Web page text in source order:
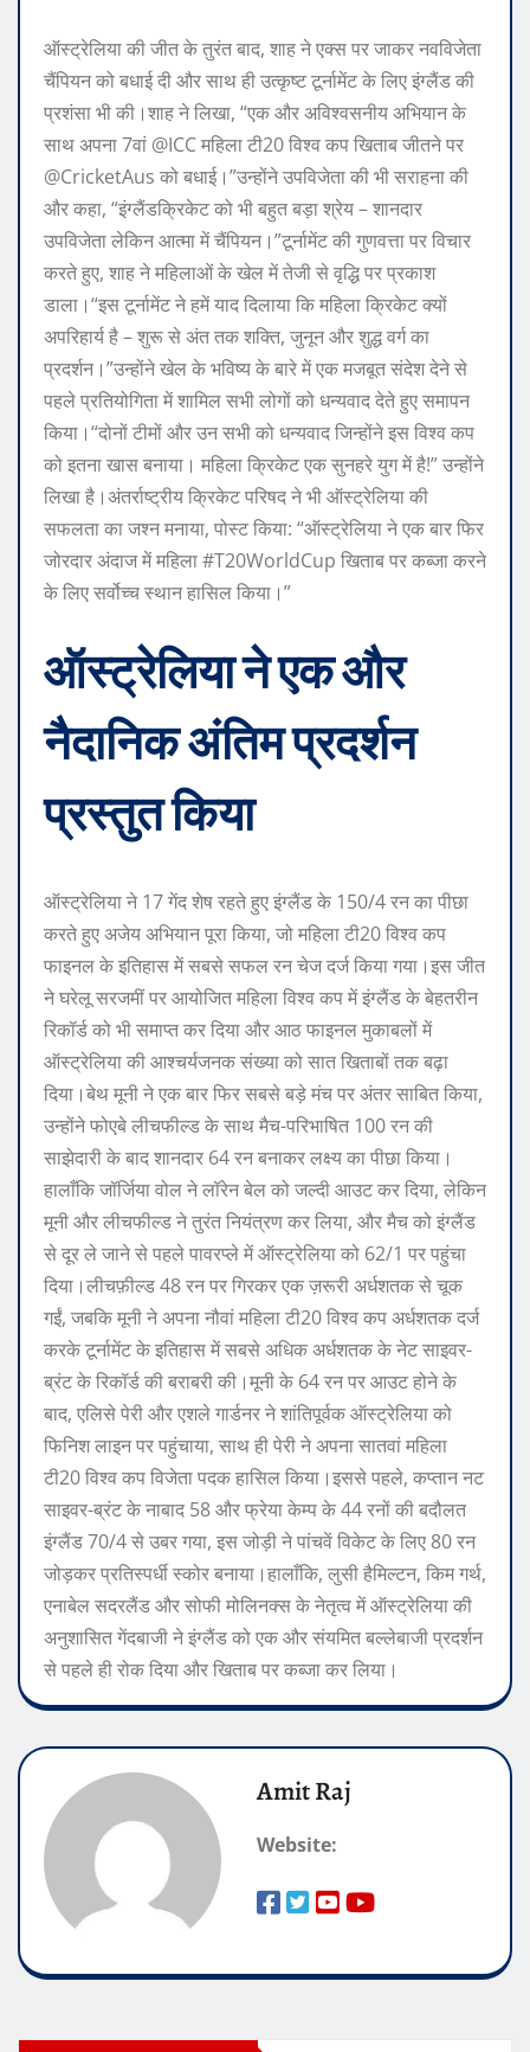
ऑस्ट्रेलिया की जीत के तुरंत बाद, शाह ने एक्स पर जाकर नवविजेता
चैंपियन को बधाई दी और साथ ही उत्कृष्ट टूर्नामेंट के लिए इंग्लैंड की
प्रशंसा भी की।शाह ने लिखा, “एक और अविश्वसनीय अभियान के
साथ अपना 7वां @ICC महिला टी20 विश्व कप खिताब जीतने पर
@CricketAus को बधाई।”उन्होंने उपविजेता की भी सराहना की
और कहा, “इंग्लैंडक्रिकेट को भी बहुत बड़ा श्रेय – शानदार
उपविजेता लेकिन आत्मा में चैंपियन।”टूर्नामेंट की गुणवत्ता पर विचार
करते हुए, शाह ने महिलाओं के खेल में तेजी से वृद्धि पर प्रकाश
डाला।“इस टूर्नामेंट ने हमें याद दिलाया कि महिला क्रिकेट क्यों
अपरिहार्य है – शुरू से अंत तक शक्ति, जुनून और शुद्ध वर्ग का
प्रदर्शन।”उन्होंने खेल के भविष्य के बारे में एक मजबूत संदेश देने से
पहले प्रतियोगिता में शामिल सभी लोगों को धन्यवाद देते हुए समापन
किया।“दोनों टीमों और उन सभी को धन्यवाद जिन्होंने इस विश्व कप
को इतना खास बनाया। महिला क्रिकेट एक सुनहरे युग में है!” उन्होंने
लिखा है।अंतर्राष्ट्रीय क्रिकेट परिषद ने भी ऑस्ट्रेलिया की
सफलता का जश्न मनाया, पोस्ट किया: “ऑस्ट्रेलिया ने एक बार फिर
जोरदार अंदाज में महिला #T20WorldCup खिताब पर कब्जा करने
के लिए सर्वोच्च स्थान हासिल किया।”
ऑस्ट्रेलिया ने एक और
नैदानिक ​​अंतिम प्रदर्शन
प्रस्तुत किया
ऑस्ट्रेलिया ने 17 गेंद शेष रहते हुए इंग्लैंड के 150/4 रन का पीछा
करते हुए अजेय अभियान पूरा किया, जो महिला टी20 विश्व कप
फाइनल के इतिहास में सबसे सफल रन चेज दर्ज किया गया।इस जीत
ने घरेलू सरजमीं पर आयोजित महिला विश्व कप में इंग्लैंड के बेहतरीन
रिकॉर्ड को भी समाप्त कर दिया और आठ फाइनल मुकाबलों में
ऑस्ट्रेलिया की आश्चर्यजनक संख्या को सात खिताबों तक बढ़ा
दिया।बेथ मूनी ने एक बार फिर सबसे बड़े मंच पर अंतर साबित किया,
उन्होंने फोएबे लीचफील्ड के साथ मैच-परिभाषित 100 रन की
साझेदारी के बाद शानदार 64 रन बनाकर लक्ष्य का पीछा किया।
हालाँकि जॉर्जिया वोल ने लॉरेन बेल को जल्दी आउट कर दिया, लेकिन
मूनी और लीचफील्ड ने तुरंत नियंत्रण कर लिया, और मैच को इंग्लैंड
से दूर ले जाने से पहले पावरप्ले में ऑस्ट्रेलिया को 62/1 पर पहुंचा
दिया।लीचफ़ील्ड 48 रन पर गिरकर एक ज़रूरी अर्धशतक से चूक
गईं, जबकि मूनी ने अपना नौवां महिला टी20 विश्व कप अर्धशतक दर्ज
करके टूर्नामेंट के इतिहास में सबसे अधिक अर्धशतक के नेट साइवर-
ब्रंट के रिकॉर्ड की बराबरी की।मूनी के 64 रन पर आउट होने के
बाद, एलिसे पेरी और एशले गार्डनर ने शांतिपूर्वक ऑस्ट्रेलिया को
फिनिश लाइन पर पहुंचाया, साथ ही पेरी ने अपना सातवां महिला
टी20 विश्व कप विजेता पदक हासिल किया।इससे पहले, कप्तान नट
साइवर-ब्रंट के नाबाद 58 और फ्रेया केम्प के 44 रनों की बदौलत
इंग्लैंड 70/4 से उबर गया, इस जोड़ी ने पांचवें विकेट के लिए 80 रन
जोड़कर प्रतिस्पर्धी स्कोर बनाया।हालाँकि, लुसी हैमिल्टन, किम गर्थ,
एनाबेल सदरलैंड और सोफी मोलिनक्स के नेतृत्व में ऑस्ट्रेलिया की
अनुशासित गेंदबाजी ने इंग्लैंड को एक और संयमित बल्लेबाजी प्रदर्शन
से पहले ही रोक दिया और खिताब पर कब्जा कर लिया।
Amit Raj
Website: